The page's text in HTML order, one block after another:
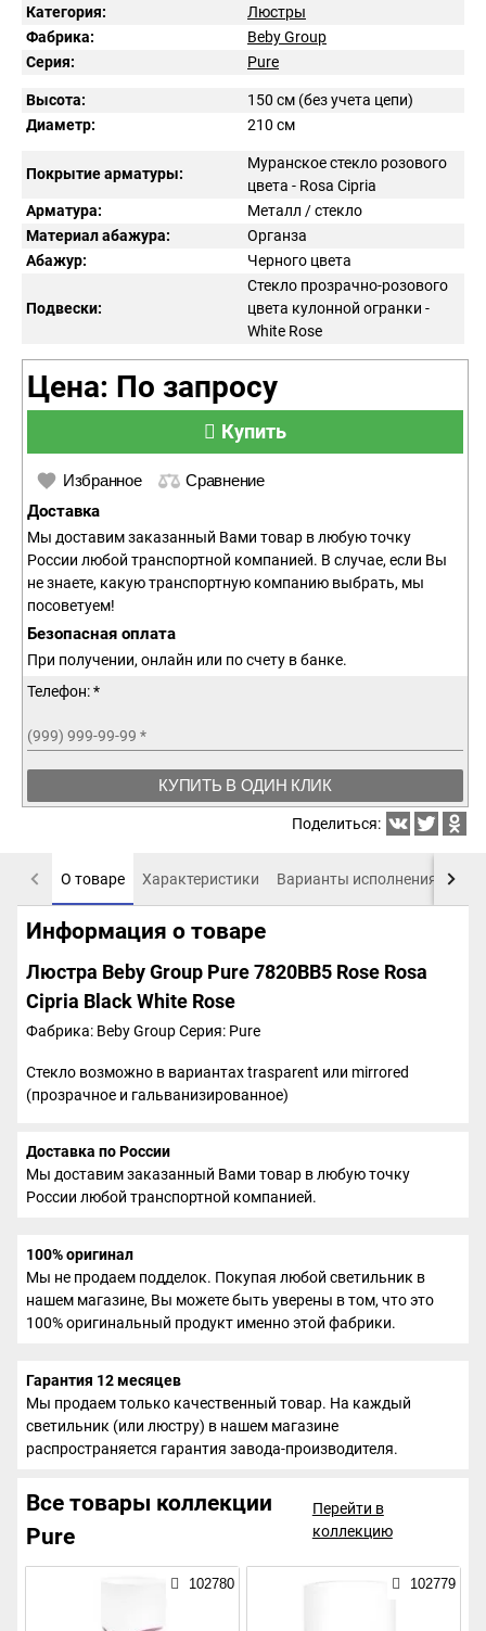
Категория:
Люстры
Фабрика:
Beby Group
Серия:
Pure
Высота:
150 см (без учета цепи)
Диаметр:
210 см
Покрытие арматуры:
Муранское стекло розового
цвета - Rosa Cipria
Арматура:
Металл / стекло
Материал абажура:
Органза
Абажур:
Черного цвета
Подвески:
Стекло прозрачно-розового
цвета кулонной огранки -
White Rose
Цена: По запросу
Купить
Избранное Сравнение
Доставка
Мы доставим заказанный Вами товар в любую точку
России любой транспортной компанией. В случае, если Вы
не знаете, какую транспортную компанию выбрать, мы
посоветуем!
Безопасная оплата
При получении, онлайн или по счету в банке.
Телефон: *
(999) 999-99-99 *
КУПИТЬ В ОДИН КЛИК
Поделиться:
О товаре Характеристики Варианты исполнения
Информация о товаре
Люстра Beby Group Pure 7820BB5 Rose Rosa
Cipria Black White Rose
Фабрика: Beby GroupСерия: Pure
Стекло возможно в вариантах trasparent или mirrored
(прозрачное и гальванизированное)
Доставка по России
Мы доставим заказанный Вами товар в любую точку
России любой транспортной компанией.
100% оригинал
Мы не продаем подделок. Покупая любой светильник в
нашем магазине, Вы можете быть уверены в том, что это
100% оригинальный продукт именно этой фабрики.
Гарантия 12 месяцев
Мы продаем только качественный товар. На каждый
светильник (или люстру) в нашем магазине
распространяется гарантия завода-производителя.
Все товары коллекции
Pure
Перейти в
коллекцию
102780 102779